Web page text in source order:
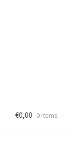
€0,00 0 items